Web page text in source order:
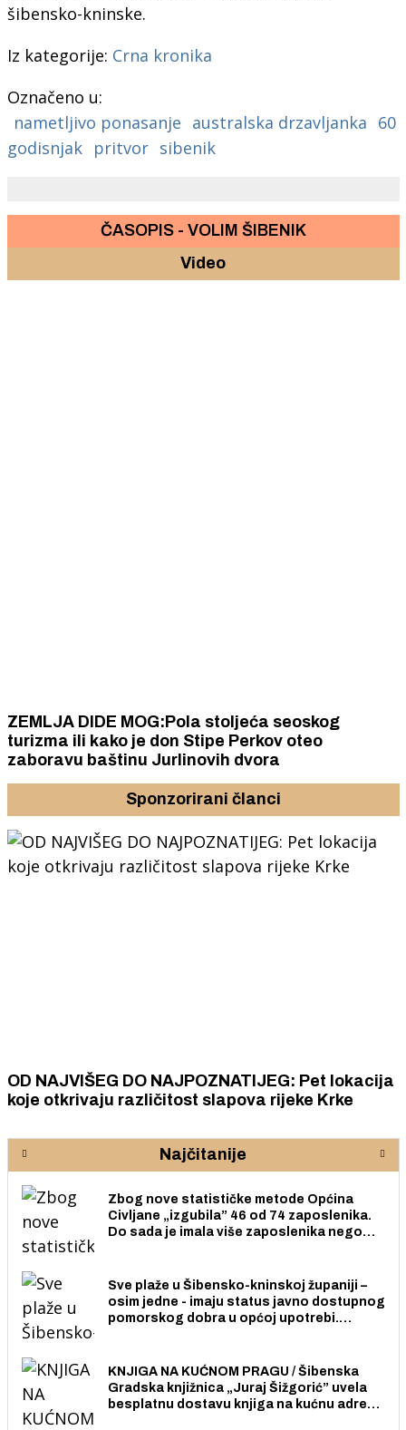
šibensko-kninske.
Iz kategorije: Crna kronika
Označeno u:
nametljivo ponasanje australska drzavljanka 60
godisnjak
pritvor sibenik
ČASOPIS - VOLIM ŠIBENIK
Video
ZEMLJA DIDE MOG:Pola stoljeća seoskog
turizma ili kako je don Stipe Perkov oteo
zaboravu baštinu Jurlinovih dvora
Sponzorirani članci
OD NAJVIŠEG DO NAJPOZNATIJEG: Pet lokacija
koje otkrivaju različitost slapova rijeke Krke
Najčitanije
Zbog nove statističke metode Općina
Civljane „izgubila” 46 od 74 zaposlenika.
Do sada je imala više zaposlenika nego
Sve plaže u Šibensko-kninskoj županiji –
osim jedne - imaju status javno dostupnog
pomorskog dobra u općoj upotrebi.
KNJIGA NA KUĆNOM PRAGU / Šibenska
Gradska knjižnica „Juraj Šižgorić” uvela
besplatnu dostavu knjiga na kućnu adresu